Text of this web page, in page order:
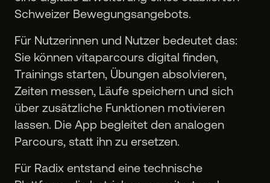
Schweizer Bewegungsangebots.
Für Nutzerinnen und Nutzer bedeutet das:
Sie können vitaparcours digital finden,
Trainings starten, Übungen absolvieren,
Zeiten messen, Läufe speichern und sich
über zusätzliche Funktionen motivieren
lassen. Die App begleitet den analogen
Parcours, statt ihn zu ersetzen.
Für Radix entstand eine technische